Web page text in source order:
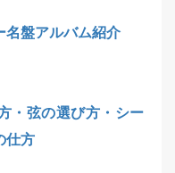
名盤アルバム紹介
・弦の選び方・シー
仕方